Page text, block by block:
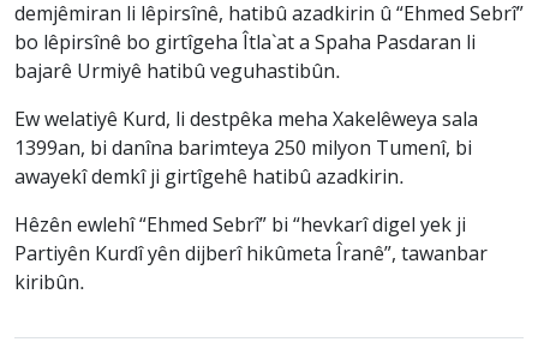
demjêmiran li lêpirsînê, hatibû azadkirin û “Ehmed Sebrî”
bo lêpirsînê bo girtîgeha Îtla`at a Spaha Pasdaran li
bajarê Urmiyê hatibû veguhastibûn.
Ew welatiyê Kurd, li destpêka meha Xakelêweya sala
1399an, bi danîna barimteya 250 milyon Tumenî, bi
awayekî demkî ji girtîgehê hatibû azadkirin.
Hêzên ewlehî “Ehmed Sebrî” bi “hevkarî digel yek ji
Partiyên Kurdî yên dijberî hikûmeta Îranê”, tawanbar
kiribûn.